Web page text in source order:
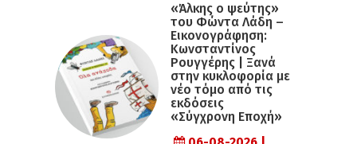
«Άλκης ο ψεύτης»
του Φώντα Λάδη –
Εικονογράφηση:
Κωνσταντίνος
Ρουγγέρης | Ξανά
στην κυκλοφορία με
νέο τόμο από τις
εκδόσεις
«Σύγχρονη Εποχή»